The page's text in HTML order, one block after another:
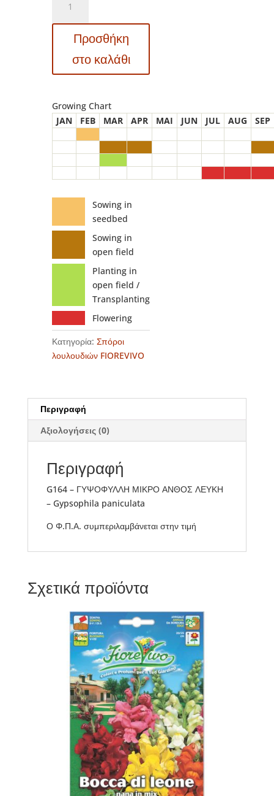
ΓΥΨΟΦΥΛΛΗ
ΜΙΚΡΟ
ΛΕΥΚΗ
paniculata
ποσότητα
Προσθήκη
στο καλάθι
Growing Chart
JAN
FEB MAR APR MAI JUN JUL AUG SEP
Sowing in
seedbed
Sowing in
open field
Planting in
open field /
Transplanting
Flowering
Κατηγορία: Σπόροι
λουλουδιών FIOREVIVO
Περιγραφή
Αξιολογήσεις (0)
Περιγραφή
G164 – ΓΥΨΟΦΥΛΛΗ ΜΙΚΡΟ ΑΝΘΟΣ ΛΕΥΚΗ
– Gypsophila paniculata
Ο Φ.Π.Α. συμπεριλαμβάνεται στην τιμή
Σχετικά προϊόντα